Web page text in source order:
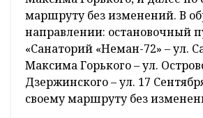
маршруту без изменений. В
направлении: остановочный
«Санаторий «Неман-72» – ул.
Максима Горького – ул.
Дзержинского – ул. 17
своему маршруту без